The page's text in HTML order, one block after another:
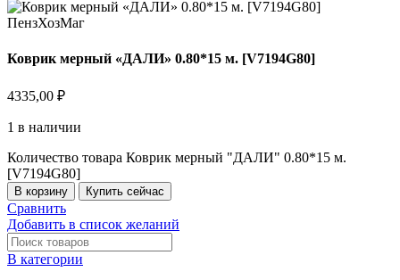
Коврик мерный «ДАЛИ» 0.80*15 м. [V7194G80]
4335,00 ₽
1 в наличии
Количество товара Коврик мерный "ДАЛИ" 0.80*15 м.
[V7194G80]
В корзину Купить сейчас
Сравнить
Добавить в список желаний
В категории